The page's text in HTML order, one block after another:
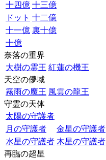
十四億 十三億
ドット 十二億
十一億 裏十億
十億
奈落の重界
大樹の霊王 紅蓮の機王
天空の儚域
霧雨の魔王 風雲の龍王
守霊の天体
太陽の守護者
月の守護者
金星の守護者
水星の守護者 木星の守護者
再臨の超星